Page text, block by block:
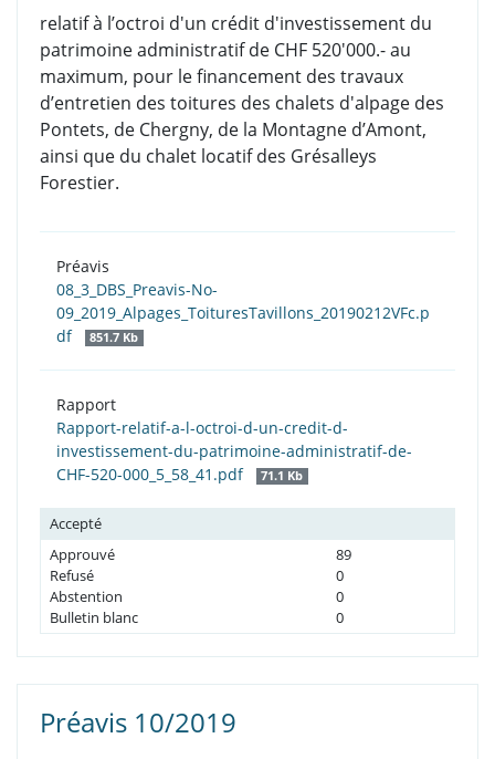
relatif à l’octroi d'un crédit d'investissement du
patrimoine administratif de CHF 520'000.- au
maximum, pour le financement des travaux
d’entretien des toitures des chalets d'alpage des
Pontets, de Chergny, de la Montagne d’Amont,
ainsi que du chalet locatif des Grésalleys
Forestier.
Préavis
08_3_DBS_Preavis-No-
09_2019_Alpages_ToituresTavillons_20190212VFc.p
df
851.7 Kb
Rapport
Rapport-relatif-a-l-octroi-d-un-credit-d-
investissement-du-patrimoine-administratif-de-
CHF-520-000_5_58_41.pdf
71.1 Kb
Accepté
Approuvé
89
Refusé
0
Abstention
0
Bulletin blanc
0
Préavis 10/2019